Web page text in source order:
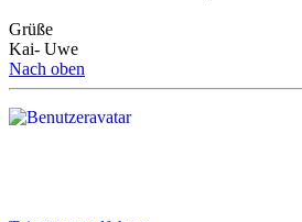
Grüße
Kai- Uwe
Nach oben